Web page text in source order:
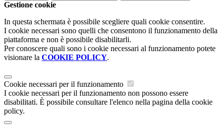
Gestione cookie
In questa schermata è possibile scegliere quali cookie consentire.
I cookie necessari sono quelli che consentono il funzionamento della
piattaforma e non è possibile disabilitarli.
Per conoscere quali sono i cookie necessari al funzionamento potete
visionare la COOKIE POLICY.
Cookie necessari per il funzionamento
I cookie necessari per il funzionamento non possono essere
disabilitati. È possibile consultare l'elenco nella pagina della cookie
policy.